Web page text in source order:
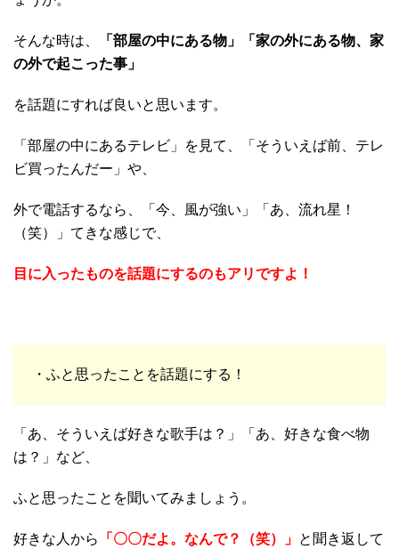
そんな時は、
「部屋の中にある物」「家の外にある物、家
の外で起こった事」
を話題にすれば良いと思います。
「部屋の中にあるテレビ」を見て、「そういえば前、テレ
ビ買ったんだー」や、
外で電話するなら、「今、風が強い」「あ、流れ星！
（笑）」てきな感じで、
目に入ったものを話題にするのもアリですよ！
・ふと思ったことを話題にする！
「あ、そういえば好きな歌手は？」「あ、好きな食べ物
は？」など、
ふと思ったことを聞いてみましょう。
好きな人から 「〇〇だよ。なんで？（笑）」 と聞き返して